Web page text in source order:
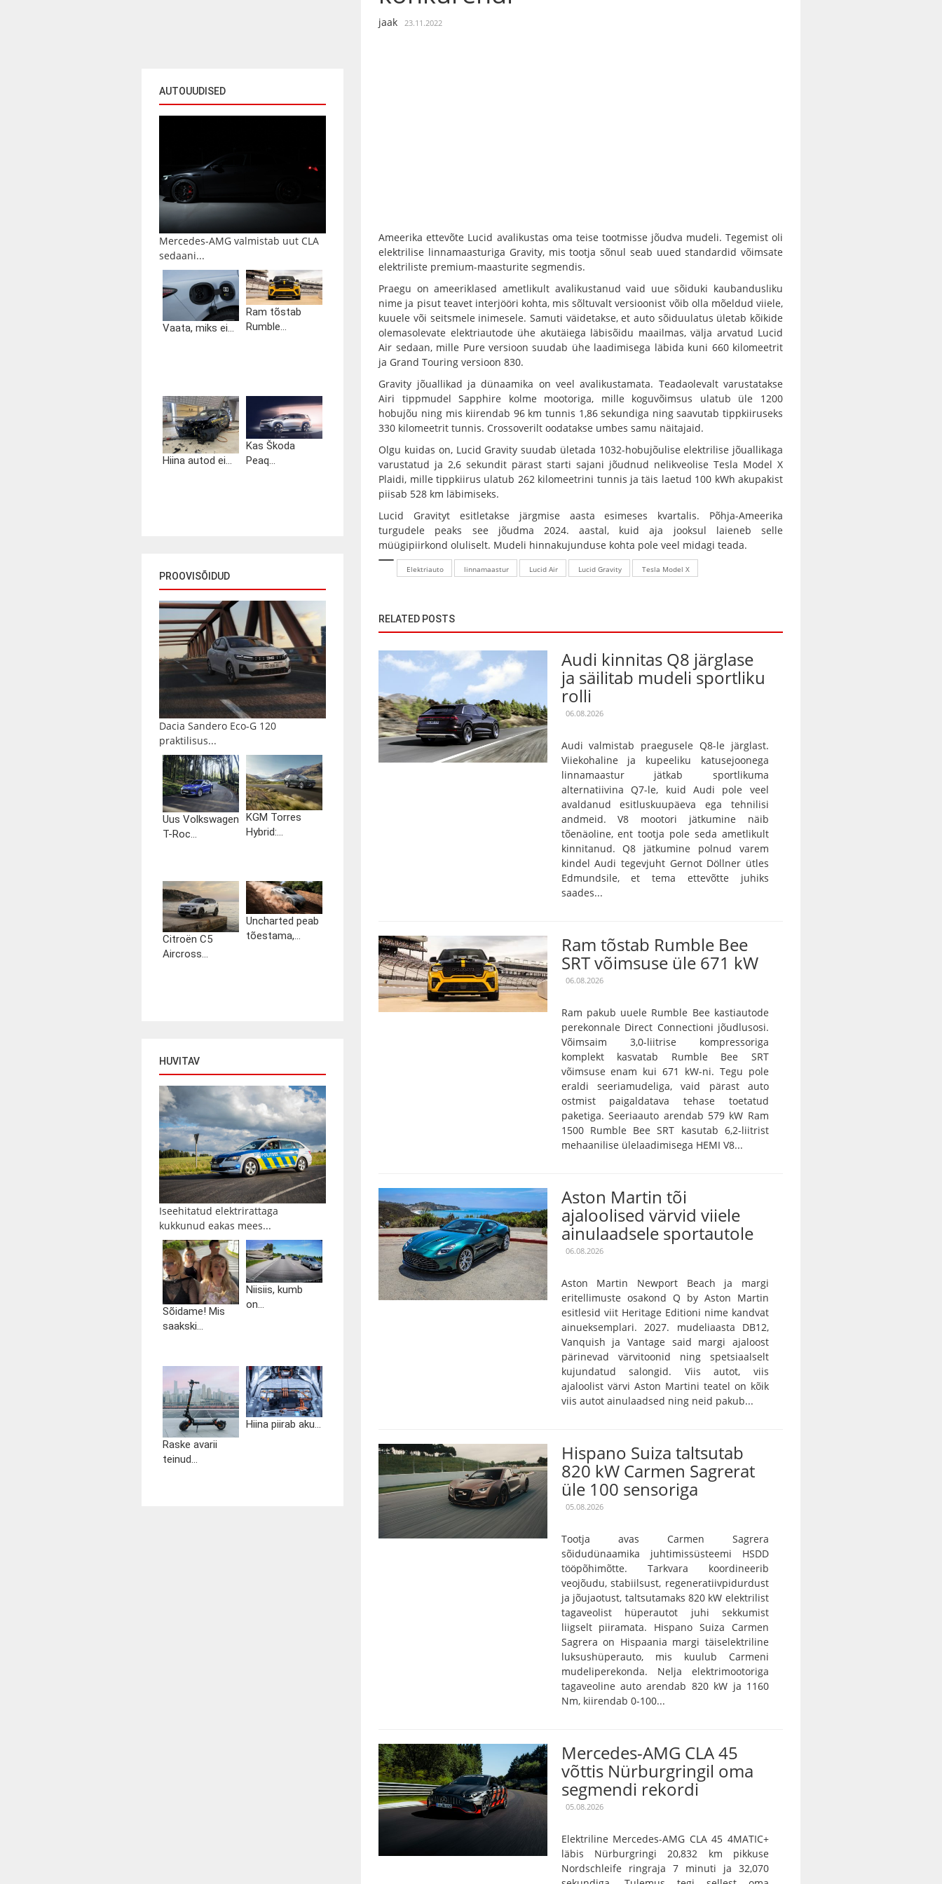
AUTOUUDISED
Mercedes-AMG valmistab uut CLA
sedaani...
Vaata, miks ei...
Ram tõstab
Rumble...
Hiina autod ei...
Kas Škoda
Peaq...
PROOVISÕIDUD
Dacia Sandero Eco-G 120
praktilisus...
Uus Volkswagen
T-Roc...
KGM Torres
Hybrid:...
Citroën C5
Aircross...
Uncharted peab
tõestama,...
HUVITAV
Iseehitatud elektrirattaga
kukkunud eakas mees...
Sõidame! Mis
saakski...
Niisiis, kumb
on...
Raske avarii
teinud...
Hiina piirab aku...
jaak 23.11.2022
Ameerika ettevõte Lucid avalikustas oma teise tootmisse jõudva mudeli. Tegemist oli
elektrilise linnamaasturiga Gravity, mis tootja sõnul seab uued standardid võimsate
elektriliste premium-maasturite segmendis.
Praegu on ameeriklased ametlikult avalikustanud vaid uue sõiduki kaubandusliku
nime ja pisut teavet interjööri kohta, mis sõltuvalt versioonist võib olla mõeldud viiele,
kuuele või seitsmele inimesele. Samuti väidetakse, et auto sõiduulatus ületab kõikide
olemasolevate elektriautode ühe akutäiega läbisõidu maailmas, välja arvatud Lucid
Air sedaan, mille Pure versioon suudab ühe laadimisega läbida kuni 660 kilomeetrit
ja Grand Touring versioon 830.
Gravity jõuallikad ja dünaamika on veel avalikustamata. Teadaolevalt varustatakse
Airi tippmudel Sapphire kolme mootoriga, mille koguvõimsus ulatub üle 1200
hobujõu ning mis kiirendab 96 km tunnis 1,86 sekundiga ning saavutab tippkiiruseks
330 kilomeetrit tunnis. Crossoverilt oodatakse umbes samu näitajaid.
Olgu kuidas on, Lucid Gravity suudab ületada 1032-hobujõulise elektrilise jõuallikaga
varustatud ja 2,6 sekundit pärast starti sajani jõudnud nelikveolise Tesla Model X
Plaidi, mille tippkiirus ulatub 262 kilomeetrini tunnis ja täis laetud 100 kWh akupakist
piisab 528 km läbimiseks.
Lucid Gravityt esitletakse järgmise aasta esimeses kvartalis. Põhja-Ameerika
turgudele peaks see jõudma 2024. aastal, kuid aja jooksul laieneb selle
müügipiirkond oluliselt. Mudeli hinnakujunduse kohta pole veel midagi teada.
Elektriauto linnamaastur Lucid Air Lucid Gravity Tesla Model X
RELATED POSTS
Audi kinnitas Q8 järglase
ja säilitab mudeli sportliku
rolli
06.08.2026
Audi valmistab praegusele Q8-le järglast.
Viiekohaline ja kupeeliku katusejoonega
linnamaastur jätkab sportlikuma
alternatiivina Q7-le, kuid Audi pole veel
avaldanud esitluskuupäeva ega tehnilisi
andmeid. V8 mootori jätkumine näib
tõenäoline, ent tootja pole seda ametlikult
kinnitanud. Q8 jätkumine polnud varem
kindel Audi tegevjuht Gernot Döllner ütles
Edmundsile, et tema ettevõtte juhiks
saades...
Ram tõstab Rumble Bee
SRT võimsuse üle 671 kW
06.08.2026
Ram pakub uuele Rumble Bee kastiautode
perekonnale Direct Connectioni jõudlusosi.
Võimsaim 3,0-liitrise kompressoriga
komplekt kasvatab Rumble Bee SRT
võimsuse enam kui 671 kW-ni. Tegu pole
eraldi seeriamudeliga, vaid pärast auto
ostmist paigaldatava tehase toetatud
paketiga. Seeriaauto arendab 579 kW Ram
1500 Rumble Bee SRT kasutab 6,2-liitrist
mehaanilise ülelaadimisega HEMI V8...
Aston Martin tõi
ajaloolised värvid viiele
ainulaadsele sportautole
06.08.2026
Aston Martin Newport Beach ja margi
eritellimuste osakond Q by Aston Martin
esitlesid viit Heritage Editioni nime kandvat
ainueksemplari. 2027. mudeliaasta DB12,
Vanquish ja Vantage said margi ajaloost
pärinevad värvitoonid ning spetsiaalselt
kujundatud salongid. Viis autot, viis
ajaloolist värvi Aston Martini teatel on kõik
viis autot ainulaadsed ning neid pakub...
Hispano Suiza taltsutab
820 kW Carmen Sagrerat
üle 100 sensoriga
05.08.2026
Tootja avas Carmen Sagrera
sõidudünaamika juhtimissüsteemi HSDD
tööpõhimõtte. Tarkvara koordineerib
veojõudu, stabiilsust, regeneratiivpidurdust
ja jõujaotust, taltsutamaks 820 kW elektrilist
tagaveolist hüperautot juhi sekkumist
liigselt piiramata. Hispano Suiza Carmen
Sagrera on Hispaania margi täiselektriline
luksushüperauto, mis kuulub Carmeni
mudeliperekonda. Nelja elektrimootoriga
tagaveoline auto arendab 820 kW ja 1160
Nm, kiirendab 0-100...
Mercedes-AMG CLA 45
võttis Nürburgringil oma
segmendi rekordi
05.08.2026
Elektriline Mercedes-AMG CLA 45 4MATIC+
läbis Nürburgringi 20,832 km pikkuse
Nordschleife ringraja 7 minuti ja 32,070